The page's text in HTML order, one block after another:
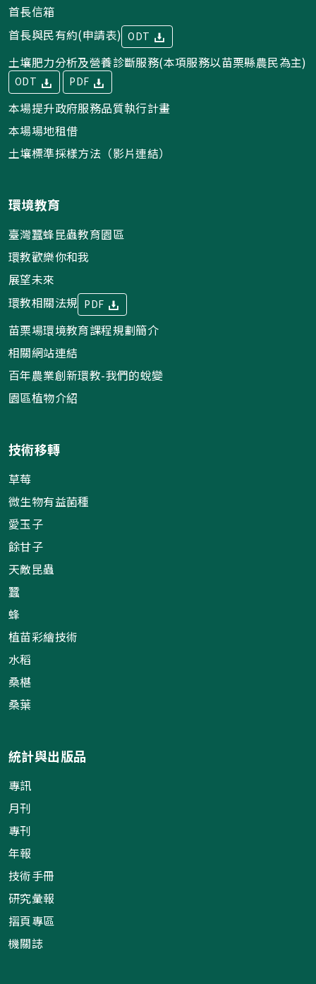
首長信箱
首長與民有約(申請表) ODT
土壤肥力分析及營養診斷服務(本項服務以苗栗縣農民為主)
ODT PDF
本場提升政府服務品質執行計畫
本場場地租借
土壤標準採樣方法（影片連結）
環境教育
臺灣蠶蜂昆蟲教育園區
環教歡樂你和我
展望未來
環教相關法規 PDF
苗栗場環境教育課程規劃簡介
相關網站連結
百年農業創新環教-我們的蛻變
園區植物介紹
技術移轉
草莓
微生物有益菌種
愛玉子
餘甘子
天敵昆蟲
蠶
蜂
植苗彩繪技術
水稻
桑椹
桑葉
統計與出版品
專訊
月刊
專刊
年報
技術手冊
研究彙報
摺頁專區
機關誌